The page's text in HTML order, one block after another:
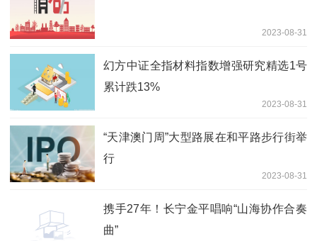
2023-08-31
幻方中证全指材料指数增强研究精选1号
累计跌13%
2023-08-31
“天津澳门周”大型路展在和平路步行街举
行
2023-08-31
携手27年！长宁金平唱响“山海协作合奏
曲”